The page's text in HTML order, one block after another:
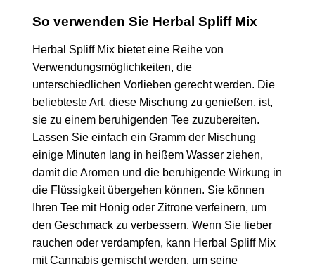
So verwenden Sie Herbal Spliff Mix
Herbal Spliff Mix bietet eine Reihe von
Verwendungsmöglichkeiten, die
unterschiedlichen Vorlieben gerecht werden. Die
beliebteste Art, diese Mischung zu genießen, ist,
sie zu einem beruhigenden Tee zuzubereiten.
Lassen Sie einfach ein Gramm der Mischung
einige Minuten lang in heißem Wasser ziehen,
damit die Aromen und die beruhigende Wirkung in
die Flüssigkeit übergehen können. Sie können
Ihren Tee mit Honig oder Zitrone verfeinern, um
den Geschmack zu verbessern. Wenn Sie lieber
rauchen oder verdampfen, kann Herbal Spliff Mix
mit Cannabis gemischt werden, um seine